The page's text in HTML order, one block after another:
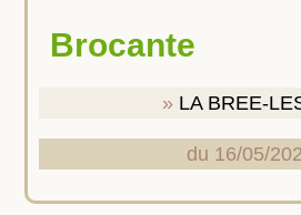
Brocante
LA BREE-
du 16/05/